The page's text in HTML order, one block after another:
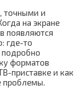
точными и
на экране
появляются
где-то
подробно
форматов
приставке и как
проблемы.